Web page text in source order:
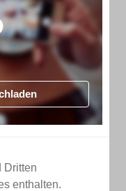
Dritten
enthalten.